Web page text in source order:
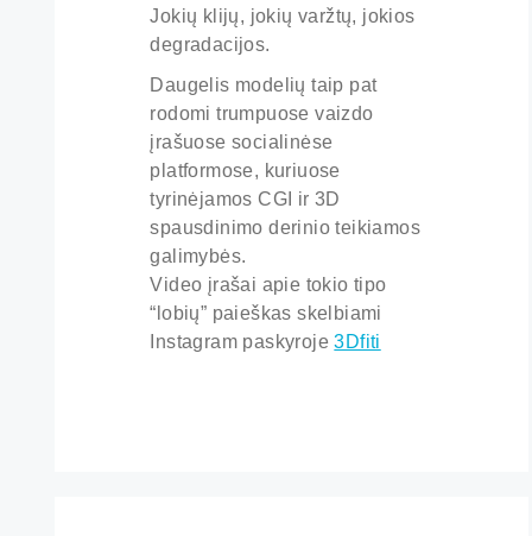
Jokių klijų, jokių varžtų, jokios
degradacijos.
Daugelis modelių taip pat
rodomi trumpuose vaizdo
įrašuose socialinėse
platformose, kuriuose
tyrinėjamos CGI ir 3D
spausdinimo derinio teikiamos
galimybės.
Video įrašai apie tokio tipo
“lobių” paieškas skelbiami
Instagram paskyroje3Dfiti